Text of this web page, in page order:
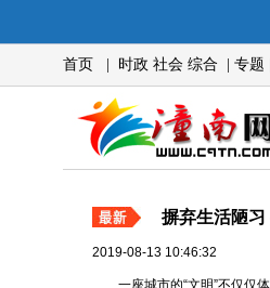
首页 时政 社会 综合 专题
摒弃生活陋
2019-08-13 10:46:32
一座城市的“文明”不仅仅